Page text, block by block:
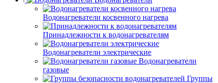
Водонагреватели косвенного нагрева
Принадлежности к водонагревателям
Водонагреватели электрические
Водонагреватели
газовые
Группы